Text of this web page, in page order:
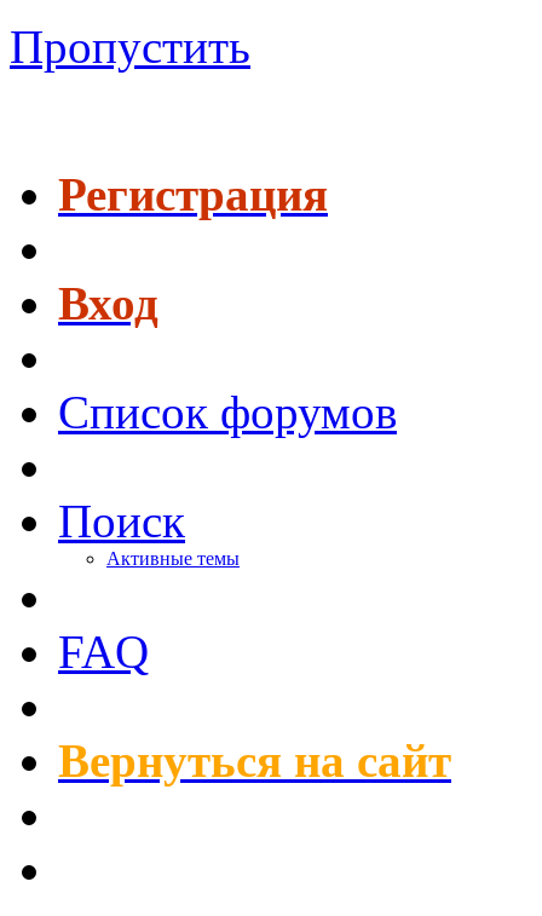
Пропустить
Регистрация
Вход
Список форумов
Поиск
Активные темы
FAQ
Вернуться на сайт